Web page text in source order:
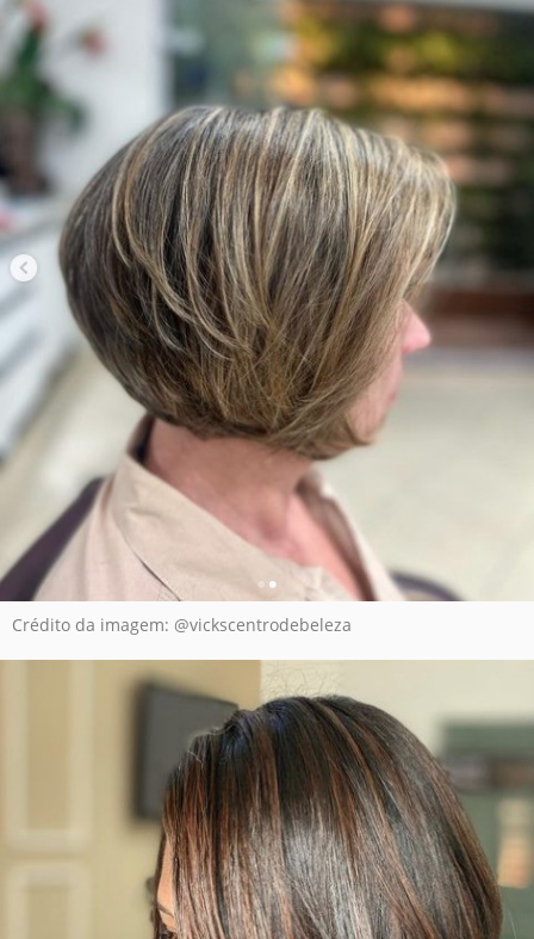
Crédito da imagem: @vickscentrodebeleza